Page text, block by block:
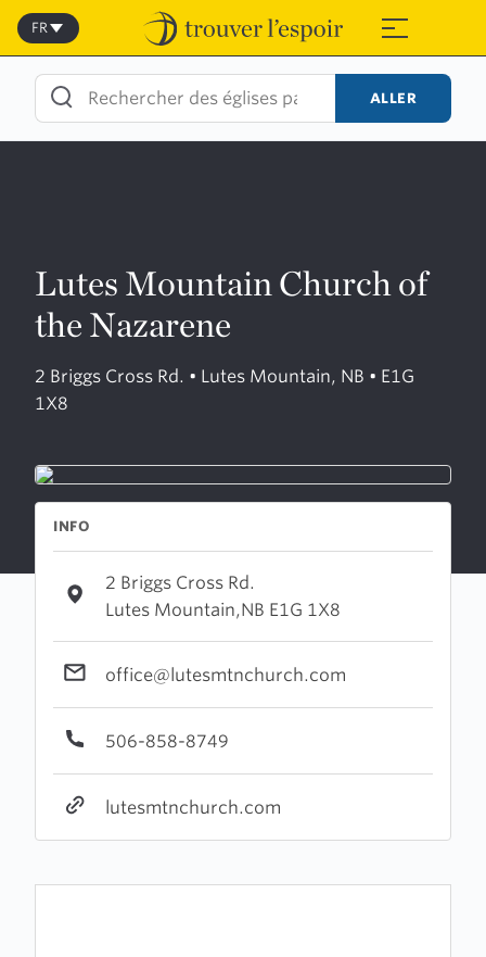
Skip
content
≡
FR
ALLER
Lutes Mountain Church of
the Nazarene
2 Briggs Cross Rd. • Lutes Mountain, NB • E1G
1X8
INFO
2 Briggs Cross Rd.
Lutes Mountain,NB E1G 1X8
office@lutesmtnchurch.com
506-858-8749
lutesmtnchurch.com